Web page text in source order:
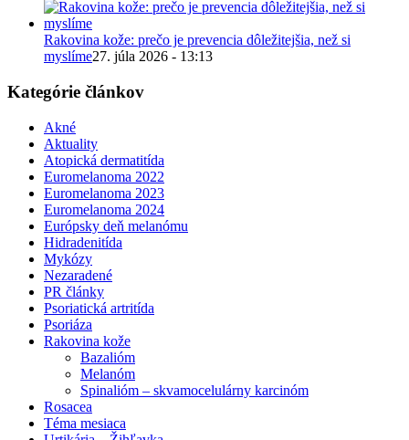
Rakovina kože: prečo je prevencia dôležitejšia, než si
myslíme27. júla 2026 - 13:13
Kategórie článkov
Akné
Aktuality
Atopická dermatitída
Euromelanoma 2022
Euromelanoma 2023
Euromelanoma 2024
Európsky deň melanómu
Hidradenitída
Mykózy
Nezaradené
PR články
Psoriatická artritída
Psoriáza
Rakovina kože
Bazalióm
Melanóm
Spinalióm – skvamocelulárny karcinóm
Rosacea
Téma mesiaca